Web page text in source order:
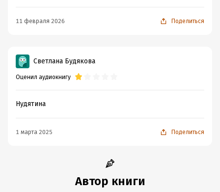
11 февраля 2026 Поделиться
Светлана Будякова
Оценил аудиокнигу
Нудятина
1 марта 2025 Поделиться
Автор книги